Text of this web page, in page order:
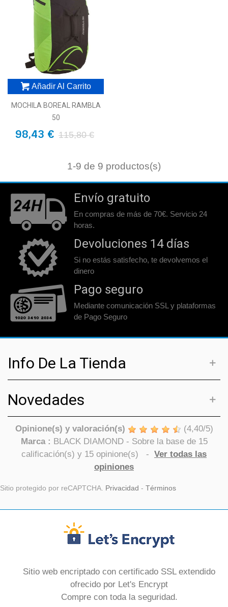
Añadir Al Carrito
MOCHILA BOREAL RAMBLA
50
98,43 € 115,80 €
1-9 de 9 productos(s)
Envío gratuito
En compras de más de 70€. Servicio 24
horas.
Devoluciones 14 días
Si no estás satisfecho, te devolvemos el
dinero
Pago seguro
Mediante comunicación SSL y plataformas
de Pago Seguro
Info De La Tienda
Novedades
Opinione(s) y valoración(s) (4,40/5)
Marca : BLACK DIAMOND- Sobre la base de 15
calificación(s) y 15 opinione(s) - Ver todas las
opiniones
Sitio protegido por reCAPTCHA. Privacidad - Términos
Sitio web encriptado con certificado SSL extendido
ofrecido por Let's Encrypt
Compre con toda la seguridad.